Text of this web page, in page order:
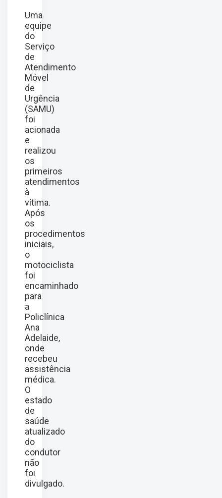
Uma
equipe
do
Serviço
de
Atendimento
Móvel
de
Urgência
(SAMU)
foi
acionada
e
realizou
os
primeiros
atendimentos
à
vítima.
Após
os
procedimentos
iniciais,
o
motociclista
foi
encaminhado
para
a
Policlínica
Ana
Adelaide,
onde
recebeu
assistência
médica.
O
estado
de
saúde
atualizado
do
condutor
não
foi
divulgado.